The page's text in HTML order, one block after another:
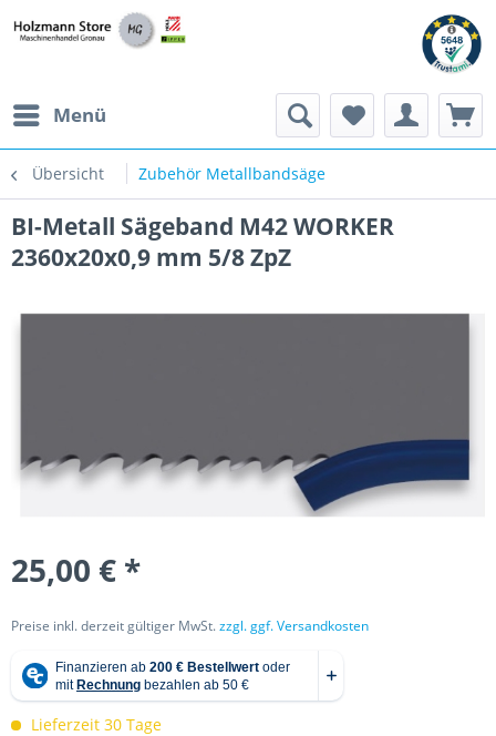
Menü
Übersicht Zubehör Metallbandsäge
BI-Metall Sägeband M42 WORKER
2360x20x0,9 mm 5/8 ZpZ
25,00 € *
Preise inkl. derzeit gültiger MwSt.zzgl. ggf. Versandkosten
Lieferzeit 30 Tage